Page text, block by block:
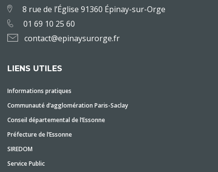
8 rue de l’Église 91360 Épinay-sur-Orge
01 69 10 25 60
contact@epinaysurorge.fr
LIENS UTILES
Informations pratiques
Communauté d’agglomération Paris-Saclay
Conseil départemental de l’Essonne
Préfecture de l’Essonne
SIREDOM
Service Public